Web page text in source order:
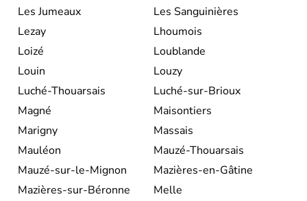
Les Jumeaux
Les Sanguinières
Lezay
Lhoumois
Loizé
Loublande
Louin
Louzy
Luché-Thouarsais
Luché-sur-Brioux
Magné
Maisontiers
Marigny
Massais
Mauléon
Mauzé-Thouarsais
Mauzé-sur-le-Mignon
Mazières-en-Gâtine
Mazières-sur-Béronne
Melle